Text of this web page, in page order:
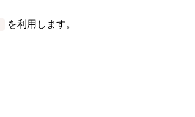
を利用します。